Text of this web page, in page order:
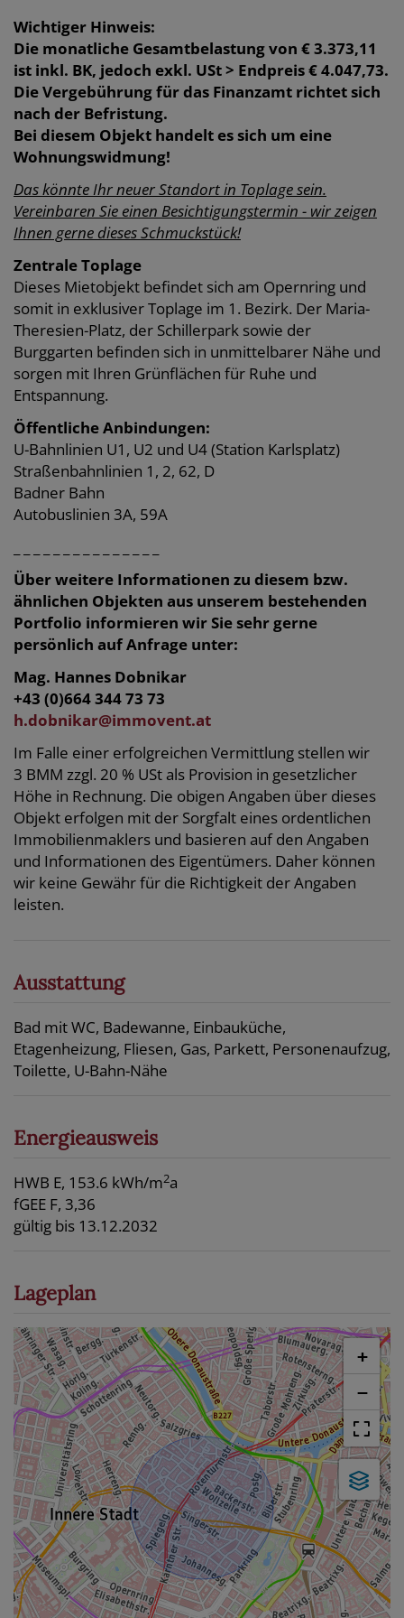
Wichtiger Hinweis:
Die monatliche Gesamtbelastung von € 3.373,11
ist inkl. BK, jedoch exkl. USt > Endpreis € 4.047,73.
Die Vergebührung für das Finanzamt richtet sich
nach der Befristung.
Bei diesem Objekt handelt es sich um eine
Wohnungswidmung!
Das könnte Ihr neuer Standort in Toplage sein.
Vereinbaren Sie einen Besichtigungstermin - wir zeigen
Ihnen gerne dieses Schmuckstück!
Zentrale Toplage
Dieses Mietobjekt befindet sich am Opernring und
somit in exklusiver Toplage im 1. Bezirk. Der Maria-
Theresien-Platz, der Schillerpark sowie der
Burggarten befinden sich in unmittelbarer Nähe und
sorgen mit Ihren Grünflächen für Ruhe und
Entspannung.
Öffentliche Anbindungen:
U-Bahnlinien U1, U2 und U4 (Station Karlsplatz)
Straßenbahnlinien 1, 2, 62, D
Badner Bahn
Autobuslinien 3A, 59A
Über weitere Informationen zu diesem bzw.
ähnlichen Objekten aus unserem bestehenden
Portfolio informieren wir Sie sehr gerne
persönlich auf Anfrage unter:
Mag. Hannes Dobnikar
+43 (0)664 344 73 73
h.dobnikar@immovent.at
Im Falle einer erfolgreichen Vermittlung stellen wir
3 BMM zzgl. 20 % USt als Provision in gesetzlicher
Höhe in Rechnung. Die obigen Angaben über dieses
Objekt erfolgen mit der Sorgfalt eines ordentlichen
Immobilienmaklers und basieren auf den Angaben
und Informationen des Eigentümers. Daher können
wir keine Gewähr für die Richtigkeit der Angaben
leisten.
Ausstattung
Bad mit WC Badewanne Einbauküche
Etagenheizung Fliesen Gas Parkett Personenaufzug
Toilette U-Bahn-Nähe
Energieausweis
HWB E, 153.6 kWh/m2a
fGEE F, 3,36
gültig bis 13.12.2032
Lageplan
+
−